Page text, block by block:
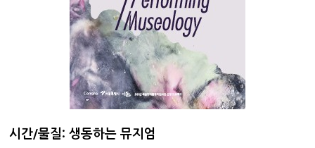
시간/물질: 생동하는 뮤지엄